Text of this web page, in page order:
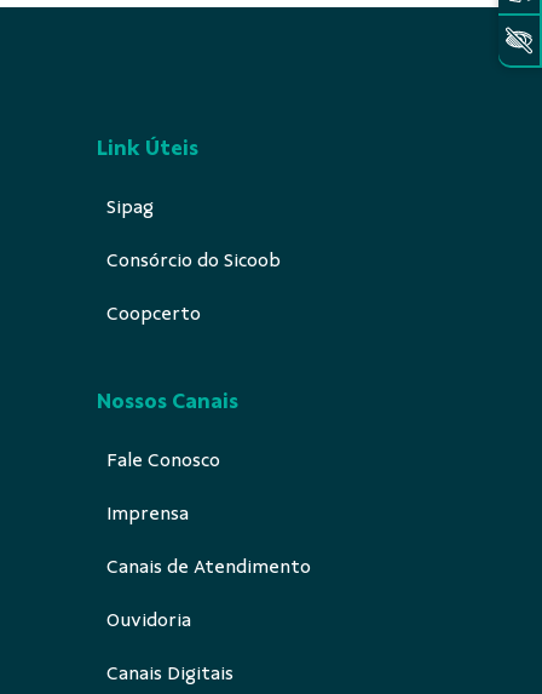
Link Úteis
Sipag
Consórcio do Sicoob
Coopcerto
Nossos Canais
Fale Conosco
Imprensa
Canais de Atendimento
Ouvidoria
Canais Digitais